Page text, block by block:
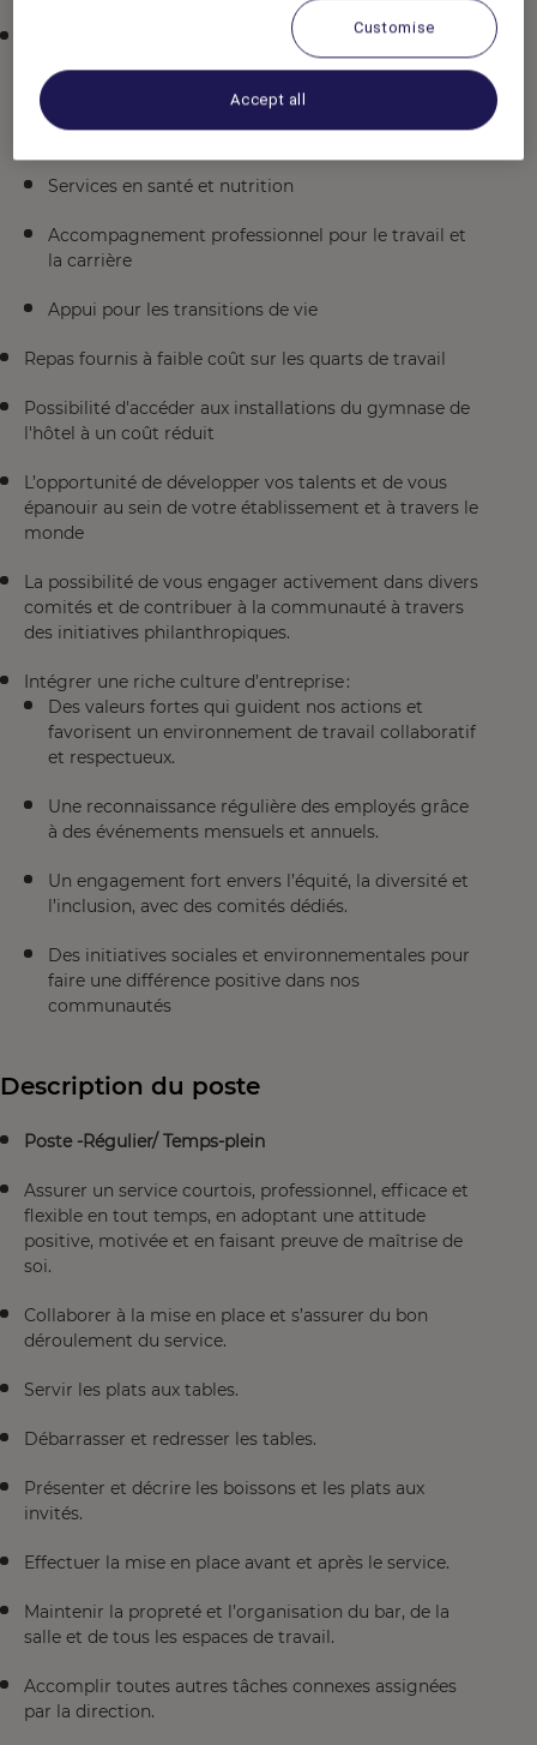
Programme d’aide aux employés (PAE) offert
Soutien en santé mentale
Conseils juridiques et financiers
Services en santé et nutrition
Accompagnement professionnel pour le travail et
la carrière
Appui pour les transitions de vie
Repas fournis à faible coût sur les quarts de travail
Possibilité d'accéder aux installations du gymnase de
l'hôtel à un coût réduit
L’opportunité de développer vos talents et de vous
épanouir au sein de votre établissement et à travers le
monde
La possibilité de vous engager activement dans divers
comités et de contribuer à la communauté à travers
des initiatives philanthropiques.
Intégrer une riche culture d’entreprise :
Des valeurs fortes qui guident nos actions et
favorisent un environnement de travail collaboratif
et respectueux.
Une reconnaissance régulière des employés grâce
à des événements mensuels et annuels.
Un engagement fort envers l’équité, la diversité et
l’inclusion, avec des comités dédiés.
Des initiatives sociales et environnementales pour
faire une différence positive dans nos
communautés
Description du poste
Poste -Régulier/ Temps-plein
Assurer un service courtois, professionnel, efficace et
flexible en tout temps, en adoptant une attitude
positive, motivée et en faisant preuve de maîtrise de
soi.
Collaborer à la mise en place et s’assurer du bon
déroulement du service.
Servir les plats aux tables.
Débarrasser et redresser les tables.
Présenter et décrire les boissons et les plats aux
invités.
Effectuer la mise en place avant et après le service.
Maintenir la propreté et l’organisation du bar, de la
salle et de tous les espaces de travail.
Accomplir toutes autres tâches connexes assignées
par la direction.
Customise
Accept all